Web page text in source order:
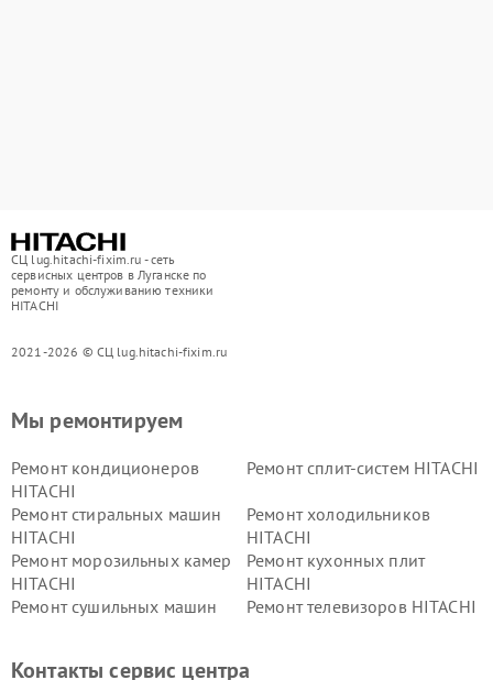
СЦ lug.hitachi-fixim.ru - сеть
сервисных центров в Луганске по
ремонту и обслуживанию техники
HITACHI
2021-2026 © СЦ lug.hitachi-fixim.ru
Мы ремонтируем
Ремонт кондиционеров
HITACHI
Ремонт сплит-систем HITACHI
Ремонт стиральных машин
HITACHI
Ремонт холодильников
HITACHI
Ремонт морозильных камер
HITACHI
Ремонт кухонных плит
HITACHI
Ремонт сушильных машин
Ремонт телевизоров HITACHI
данных HITACHI
HITACHI
Контакты сервис центра